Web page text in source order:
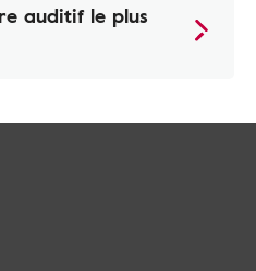
auditif le plus